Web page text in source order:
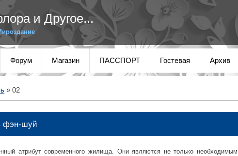
и Другое...
Форум Магазин ПАССПОРТ Гостевая Архив
» 02
фэн-шуй
атрибут современного жилища. Они являются не только необходимым